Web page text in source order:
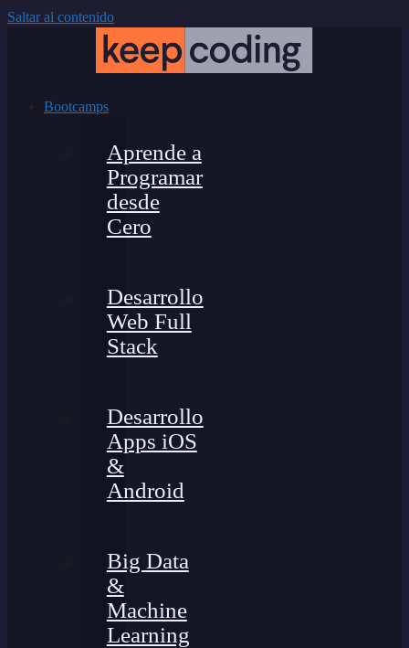
Saltar al contenido
Bootcamps
Aprende a
Programar
desde
Cero
Desarrollo
Web Full
Stack
Desarrollo
Apps iOS
&
Android
Big Data
&
Machine
Learning